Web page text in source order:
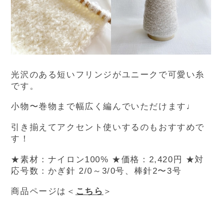
光沢のある短いフリンジがユニークで可愛い糸
です。
小物〜巻物まで幅広く編んでいただけます♩
引き揃えてアクセント使いするのもおすすめで
す！
★素材：ナイロン100% ★価格：2,420円 ★対
応号数：かぎ針 2/0～3/0号、棒針2〜3号
商品ページは＜ こちら ＞